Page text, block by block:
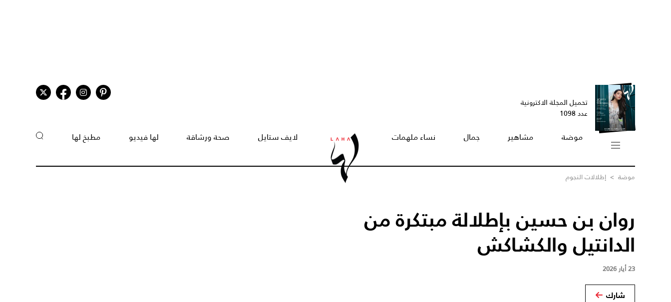
تحميل المجلة الاكترونية
عدد 1098
موضة مشاهير جمال نساء ملهمات لايف ستايل صحة ورشاقة لها فيديو مطبخ لها
موضة > إطلالات النجوم
روان بن حسين بإطلالة مبتكرة من
الدانتيل والكشاكش
23 أيار 2026
شارك